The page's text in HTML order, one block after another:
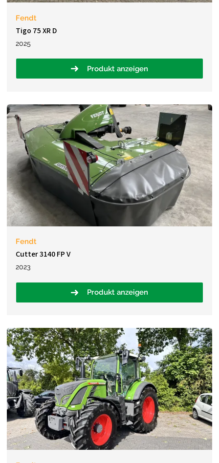
Fendt
Tigo 75 XR D
2025
Produkt anzeigen
Fendt
Cutter 3140 FP V
2023
Produkt anzeigen